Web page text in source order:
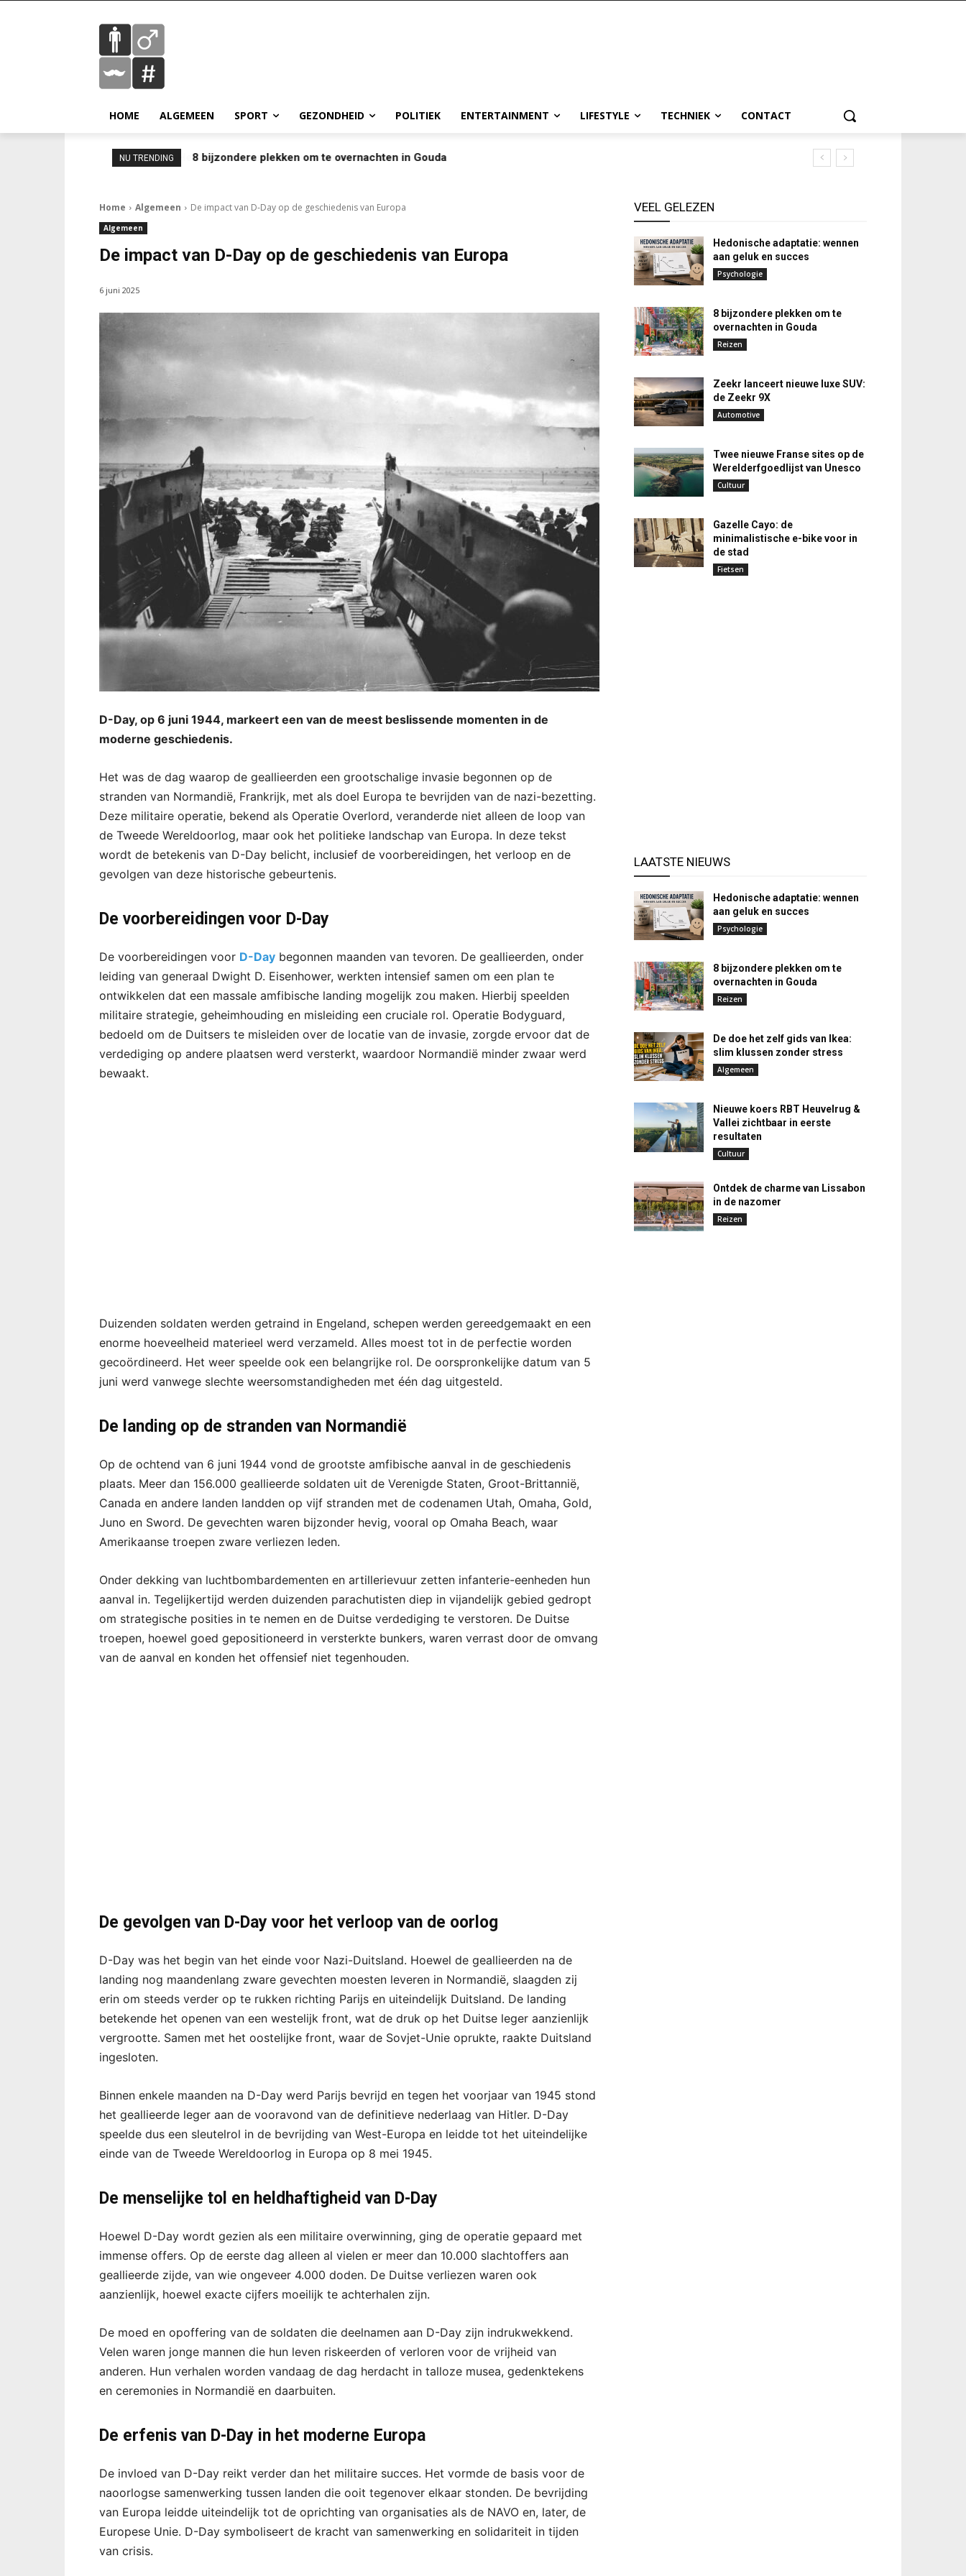
HOME ALGEMEEN SPORT GEZONDHEID POLITIEK ENTERTAINMENT LIFESTYLE TECHNIEK CONTACT
NU TRENDING 8 bijzondere plekken om te overnachten in Gouda
Home Algemeen De impact van D-Day op de geschiedenis van Europa
Algemeen
De impact van D-Day op de geschiedenis van Europa
6 juni 2025
D-Day, op 6 juni 1944, markeert een van de meest beslissende momenten in de
moderne geschiedenis.
Het was de dag waarop de geallieerden een grootschalige invasie begonnen op de
stranden van Normandië, Frankrijk, met als doel Europa te bevrijden van de nazi-bezetting.
Deze militaire operatie, bekend als Operatie Overlord, veranderde niet alleen de loop van
de Tweede Wereldoorlog, maar ook het politieke landschap van Europa. In deze tekst
wordt de betekenis van D-Day belicht, inclusief de voorbereidingen, het verloop en de
gevolgen van deze historische gebeurtenis.
De voorbereidingen voor D-Day
De voorbereidingen voor D-Day begonnen maanden van tevoren. De geallieerden, onder
leiding van generaal Dwight D. Eisenhower, werkten intensief samen om een plan te
ontwikkelen dat een massale amfibische landing mogelijk zou maken. Hierbij speelden
militaire strategie, geheimhouding en misleiding een cruciale rol. Operatie Bodyguard,
bedoeld om de Duitsers te misleiden over de locatie van de invasie, zorgde ervoor dat de
verdediging op andere plaatsen werd versterkt, waardoor Normandië minder zwaar werd
bewaakt.
Duizenden soldaten werden getraind in Engeland, schepen werden gereedgemaakt en een
enorme hoeveelheid materieel werd verzameld. Alles moest tot in de perfectie worden
gecoördineerd. Het weer speelde ook een belangrijke rol. De oorspronkelijke datum van 5
juni werd vanwege slechte weersomstandigheden met één dag uitgesteld.
De landing op de stranden van Normandië
Op de ochtend van 6 juni 1944 vond de grootste amfibische aanval in de geschiedenis
plaats. Meer dan 156.000 geallieerde soldaten uit de Verenigde Staten, Groot-Brittannië,
Canada en andere landen landden op vijf stranden met de codenamen Utah, Omaha, Gold,
Juno en Sword. De gevechten waren bijzonder hevig, vooral op Omaha Beach, waar
Amerikaanse troepen zware verliezen leden.
Onder dekking van luchtbombardementen en artillerievuur zetten infanterie-eenheden hun
aanval in. Tegelijkertijd werden duizenden parachutisten diep in vijandelijk gebied gedropt
om strategische posities in te nemen en de Duitse verdediging te verstoren. De Duitse
troepen, hoewel goed gepositioneerd in versterkte bunkers, waren verrast door de omvang
van de aanval en konden het offensief niet tegenhouden.
De gevolgen van D-Day voor het verloop van de oorlog
D-Day was het begin van het einde voor Nazi-Duitsland. Hoewel de geallieerden na de
landing nog maandenlang zware gevechten moesten leveren in Normandië, slaagden zij
erin om steeds verder op te rukken richting Parijs en uiteindelijk Duitsland. De landing
betekende het openen van een westelijk front, wat de druk op het Duitse leger aanzienlijk
vergrootte. Samen met het oostelijke front, waar de Sovjet-Unie oprukte, raakte Duitsland
ingesloten.
Binnen enkele maanden na D-Day werd Parijs bevrijd en tegen het voorjaar van 1945 stond
het geallieerde leger aan de vooravond van de definitieve nederlaag van Hitler. D-Day
speelde dus een sleutelrol in de bevrijding van West-Europa en leidde tot het uiteindelijke
einde van de Tweede Wereldoorlog in Europa op 8 mei 1945.
De menselijke tol en heldhaftigheid van D-Day
Hoewel D-Day wordt gezien als een militaire overwinning, ging de operatie gepaard met
immense offers. Op de eerste dag alleen al vielen er meer dan 10.000 slachtoffers aan
geallieerde zijde, van wie ongeveer 4.000 doden. De Duitse verliezen waren ook
aanzienlijk, hoewel exacte cijfers moeilijk te achterhalen zijn.
De moed en opoffering van de soldaten die deelnamen aan D-Day zijn indrukwekkend.
Velen waren jonge mannen die hun leven riskeerden of verloren voor de vrijheid van
anderen. Hun verhalen worden vandaag de dag herdacht in talloze musea, gedenktekens
en ceremonies in Normandië en daarbuiten.
De erfenis van D-Day in het moderne Europa
De invloed van D-Day reikt verder dan het militaire succes. Het vormde de basis voor de
naoorlogse samenwerking tussen landen die ooit tegenover elkaar stonden. De bevrijding
van Europa leidde uiteindelijk tot de oprichting van organisaties als de NAVO en, later, de
Europese Unie. D-Day symboliseert de kracht van samenwerking en solidariteit in tijden
van crisis.
VEEL GELEZEN
Hedonische adaptatie: wennen
aan geluk en succes
Psychologie
8 bijzondere plekken om te
overnachten in Gouda
Reizen
Zeekr lanceert nieuwe luxe SUV:
de Zeekr 9X
Automotive
Twee nieuwe Franse sites op de
Werelderfgoedlijst van Unesco
Cultuur
Gazelle Cayo: de
minimalistische e-bike voor in
de stad
Fietsen
LAATSTE NIEUWS
Hedonische adaptatie: wennen
aan geluk en succes
Psychologie
8 bijzondere plekken om te
overnachten in Gouda
Reizen
De doe het zelf gids van Ikea:
slim klussen zonder stress
Algemeen
Nieuwe koers RBT Heuvelrug &
Vallei zichtbaar in eerste
resultaten
Cultuur
Ontdek de charme van Lissabon
in de nazomer
Reizen